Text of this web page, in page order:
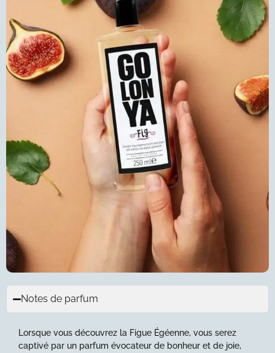
Notes de parfum
Lorsque vous découvrez la Figue Égéenne, vous serez
captivé par un parfum évocateur de bonheur et de joie,